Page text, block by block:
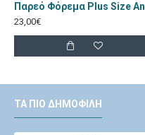
23,00€
ΤΑ ΠΙΟ ΔΗΜΟΦΙΛΉ